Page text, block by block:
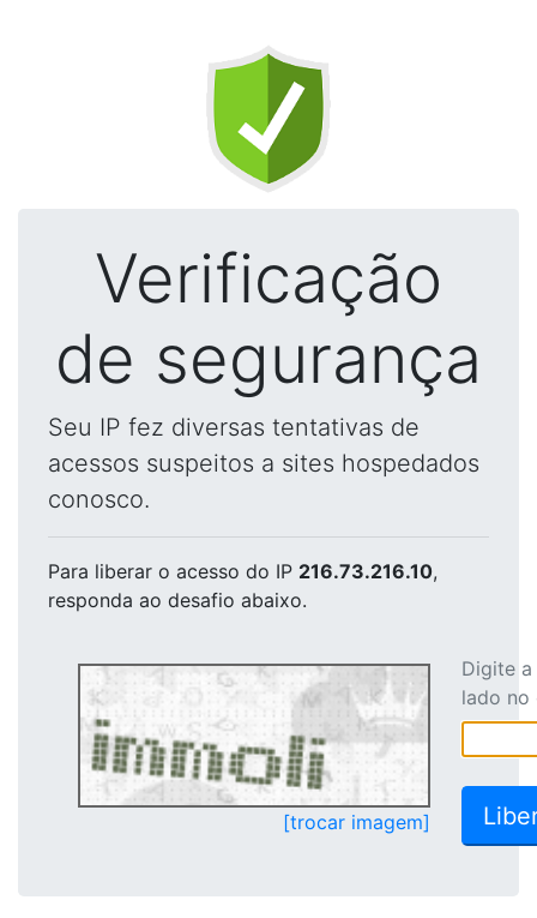
Verificação
de segurança
Seu IP fez diversas tentativas de
acessos suspeitos a sites hospedados
conosco.
Para liberar o acesso do IP 216.73.216.10,
responda ao desafio abaixo.
[trocar imagem]
Digite
lado no